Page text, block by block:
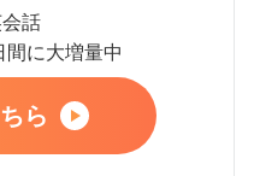
話
に大増量中
ら